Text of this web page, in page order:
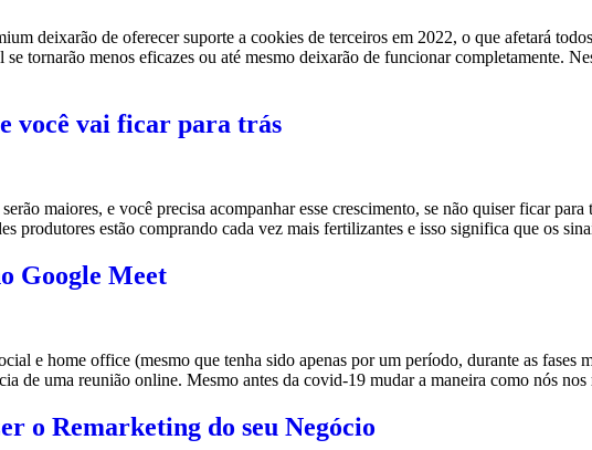
deixarão de oferecer suporte a cookies de terceiros em 2022, o que afetará
tornarão menos eficazes ou até mesmo deixarão de funcionar completamente.
você vai ficar para trás
maiores, e você precisa acompanhar esse crescimento, se não quiser ficar
estão comprando cada vez mais fertilizantes e isso significa que os
Google Meet
e home office (mesmo que tenha sido apenas por um período, durante as
de uma reunião online. Mesmo antes da covid-19 mudar a maneira como nós
o Remarketing do seu Negócio